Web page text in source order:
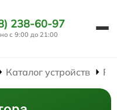
238-60-97
с 9:00 до 21:00
Каталог устройств